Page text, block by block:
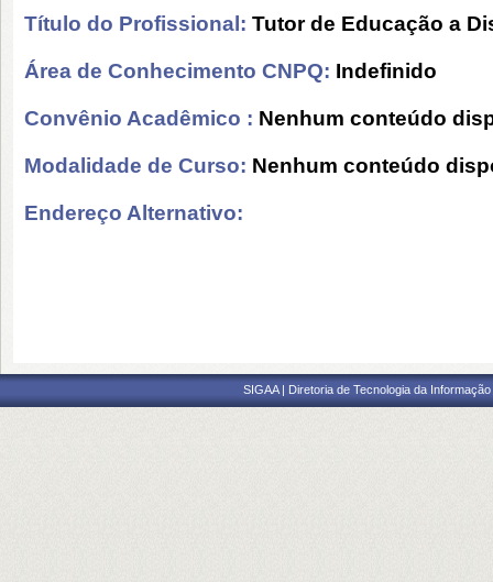
Título do Profissional: Tutor de Educação a
Área de Conhecimento CNPQ: Indefinido
Convênio Acadêmico : Nenhum conteúdo
Modalidade de Curso: Nenhum conteúdo
Endereço Alternativo:
SIGAA | Diretoria de Tecnologia da